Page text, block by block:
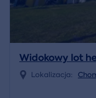
Widokowy lot
Lokalizacja: